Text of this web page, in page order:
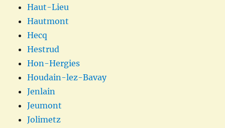
Haut-Lieu
Hautmont
Hecq
Hestrud
Hon-Hergies
Houdain-lez-Bavay
Jenlain
Jeumont
Jolimetz